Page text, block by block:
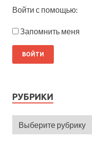
Войти с помощью:
Запомнить меня
РУБРИКИ